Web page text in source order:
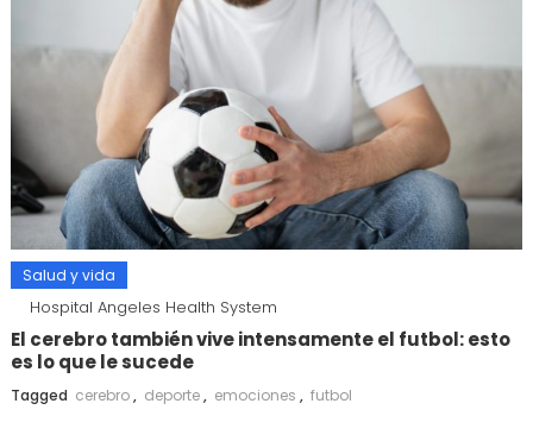
Salud y vida
Hospital Angeles Health System
El cerebro también vive intensamente el futbol: esto
es lo que le sucede
Tagged cerebro, deporte, emociones , futbol